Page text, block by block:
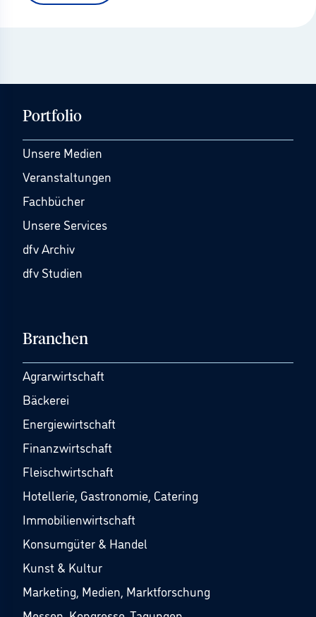
Portfolio
Unsere Medien
Veranstaltungen
Fachbücher
Unsere Services
dfv Archiv
dfv Studien
Branchen
Agrarwirtschaft
Bäckerei
Energiewirtschaft
Finanzwirtschaft
Fleischwirtschaft
Hotellerie, Gastronomie, Catering
Immobilienwirtschaft
Konsumgüter & Handel
Kunst & Kultur
Marketing, Medien, Marktforschung